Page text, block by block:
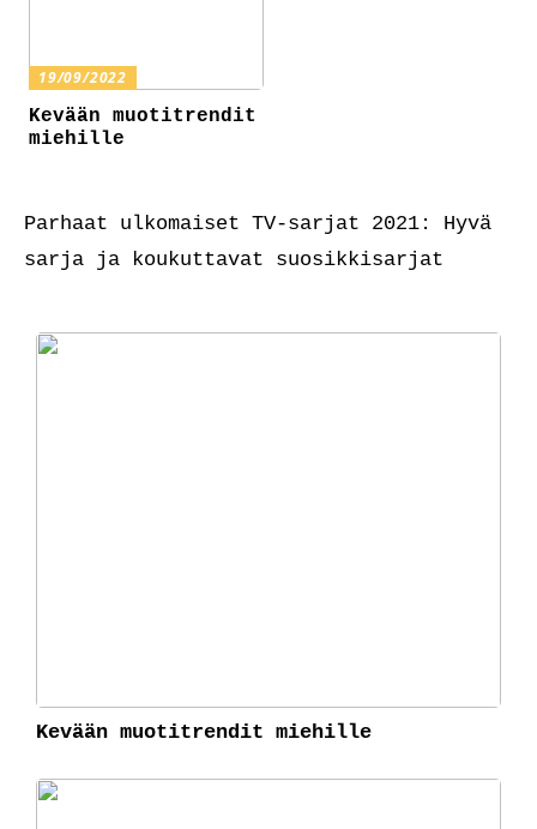
19/09/2022
Kevään muotitrendit
miehille
Parhaat ulkomaiset TV-sarjat 2021: Hyvä
sarja ja koukuttavat suosikkisarjat
Kevään muotitrendit miehille